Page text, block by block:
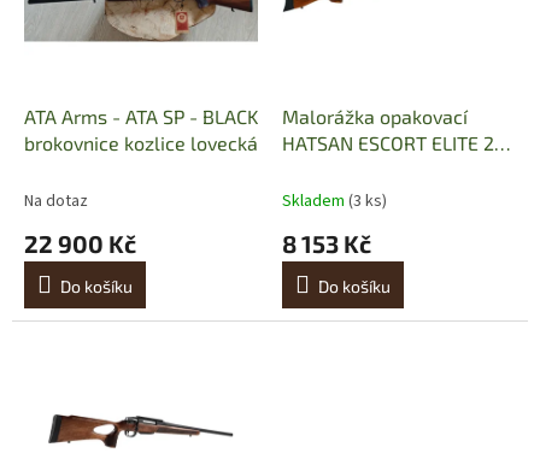
p
ATA Arms - ATA SP - BLACK
brokovnice kozlice lovecká
Na dotaz
22 900 Kč
Do košíku
Malorážka opakovací
HATSAN ESCORT ELITE 22
Skladem (3 ks)
8 153 Kč
Do košíku